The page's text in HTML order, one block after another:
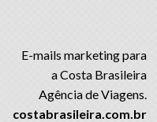
E-mails marketing para
a Costa Brasileira
Agência de Viagens.
costabrasileira.com.br